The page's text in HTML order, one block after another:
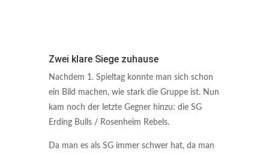
Zwei klare Siege zuhause
Nachdem 1. Spieltag konnte man sich schon
ein Bild machen, wie stark die Gruppe ist. Nun
kam noch der letzte Gegner hinzu: die SG
Erding Bulls / Rosenheim Rebels.
Da man es als SG immer schwer hat, da man